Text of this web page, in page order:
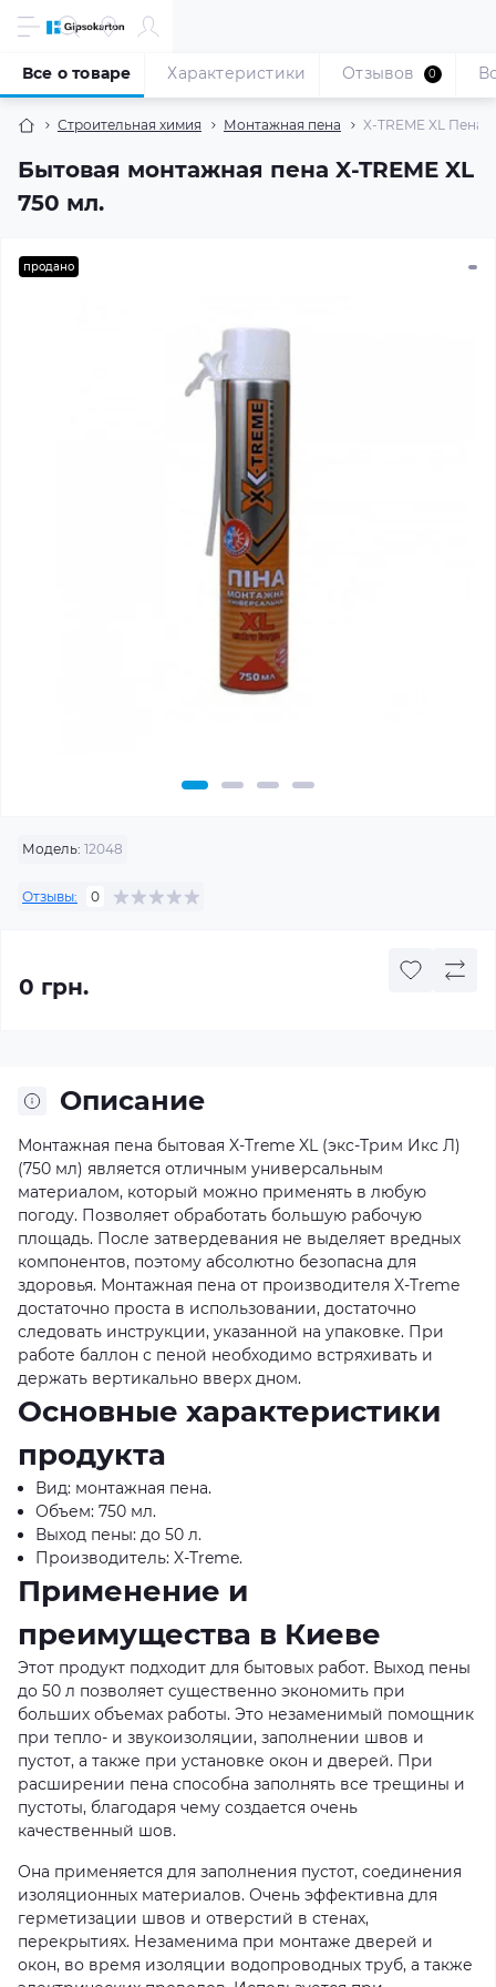
Строительная химия Монтажная пена X-TREME XL Пена
Бытовая монтажная пена X-TREME XL
750 мл.
Все о товаре Характеристики Отзывов 0
продано
Модель: 12048
Отзывы: 0
0 грн.
Описание
Монтажная пена бытовая X-Treme XL (экс-Трим Икс Л)
(750 мл) является отличным универсальным
материалом, который можно применять в любую
погоду. Позволяет обработать большую рабочую
площадь. После затвердевания не выделяет вредных
компонентов, поэтому абсолютно безопасна для
здоровья. Монтажная пена от производителя X-Treme
достаточно проста в использовании, достаточно
следовать инструкции, указанной на упаковке. При
работе баллон с пеной необходимо встряхивать и
держать вертикально вверх дном.
Основные характеристики
продукта
Вид: монтажная пена.
Объем: 750 мл.
Выход пены: до 50 л.
Производитель: X-Treme.
Применение и
преимущества в Киеве
Этот продукт подходит для бытовых работ. Выход пены
до 50 л позволяет существенно экономить при
больших объемах работы. Это незаменимый помощник
при тепло- и звукоизоляции, заполнении швов и
пустот, а также при установке окон и дверей. При
расширении пена способна заполнять все трещины и
пустоты, благодаря чему создается очень
качественный шов.
Она применяется для заполнения пустот, соединения
изоляционных материалов. Очень эффективна для
герметизации швов и отверстий в стенах,
перекрытиях. Незаменима при монтаже дверей и
окон, во время изоляции водопроводных труб, а также